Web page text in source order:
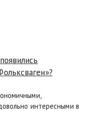
интересными в